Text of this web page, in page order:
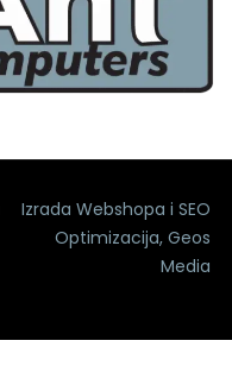
Izrada Webshopa iSEO
Optimizacija,Geos
Media